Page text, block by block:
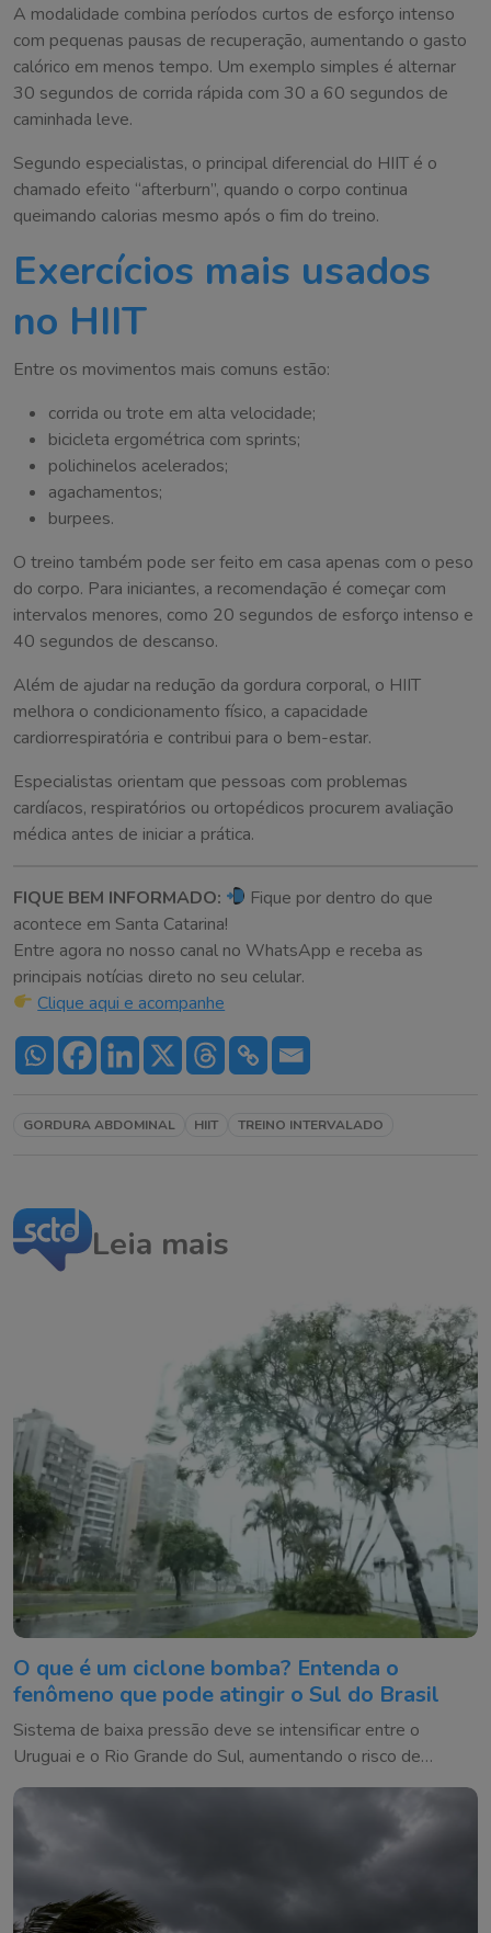
A modalidade combina períodos curtos de esforço intenso
com pequenas pausas de recuperação, aumentando o gasto
calórico em menos tempo. Um exemplo simples é alternar
30 segundos de corrida rápida com 30 a 60 segundos de
caminhada leve.
Segundo especialistas, o principal diferencial do HIIT é o
chamado efeito “afterburn”, quando o corpo continua
queimando calorias mesmo após o fim do treino.
Exercícios mais usados
no HIIT
Entre os movimentos mais comuns estão:
corrida ou trote em alta velocidade;
bicicleta ergométrica com sprints;
polichinelos acelerados;
agachamentos;
burpees.
O treino também pode ser feito em casa apenas com o peso
do corpo. Para iniciantes, a recomendação é começar com
intervalos menores, como 20 segundos de esforço intenso e
40 segundos de descanso.
Além de ajudar na redução da gordura corporal, o HIIT
melhora o condicionamento físico, a capacidade
cardiorrespiratória e contribui para o bem-estar.
Especialistas orientam que pessoas com problemas
cardíacos, respiratórios ou ortopédicos procurem avaliação
médica antes de iniciar a prática.
FIQUE BEM INFORMADO:
Fique por dentro do que
acontece em Santa Catarina!
Entre agora no nosso canal no WhatsApp e receba as
principais notícias direto no seu celular.
Clique aqui e acompanhe
GORDURA ABDOMINAL HIIT TREINO INTERVALADO
Leia mais
O que é um ciclone bomba? Entenda o
fenômeno que pode atingir o Sul do Brasil
Sistema de baixa pressão deve se intensificar entre o
Uruguai e o Rio Grande do Sul, aumentando o risco de
temporais e ventos fortes